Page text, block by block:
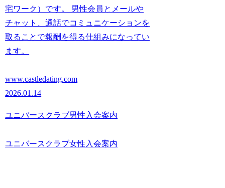
宅ワーク）です。 男性会員とメールや
チャット、通話でコミュニケーションを
取ることで報酬を得る仕組みになってい
ます。
www.castledating.com
2026.01.14
ユニバースクラブ男性入会案内
ユニバースクラブ女性入会案内